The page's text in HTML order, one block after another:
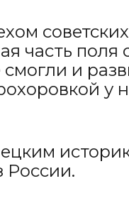
часть поля
и
у
России.